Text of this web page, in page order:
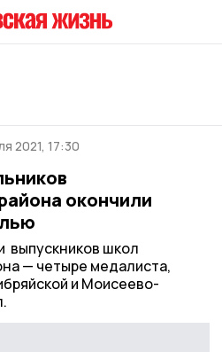
2021, 17:30
окончили
выпускников школ
— четыре медалиста,
и Моисеево-